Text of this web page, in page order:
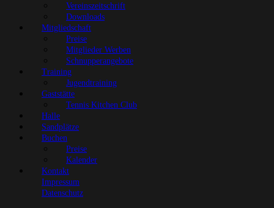
Vereinszeitschrift
Downloads
Mitgliedschaft
Preise
Mitglieder Werben
Schnupperangebote
Training
Jugendtraining
Gaststätte
Tennis Kitchen Club
Halle
Sandplätze
Buchen
Preise
Kalender
Kontakt
Impressum
Datenschutz